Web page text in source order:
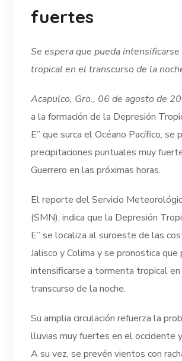
fuertes
Se espera que pueda
tropical en el transcurso de la
Acapulco, Gro., 06 de agosto de
a la formación de la Depresión
E” que surca el Océano Pacífico, se
precipitaciones puntuales muy
Guerrero en las próximas horas.
El reporte del Servicio
(SMN), indica que la Depresión
E” se localiza al suroeste de las
Jalisco y Colima y se pronostica que
intensificarse a tormenta tropical
transcurso de la noche.
Su amplia circulación refuerza la
lluvias muy fuertes en el occidente
A su vez, se prevén vientos con